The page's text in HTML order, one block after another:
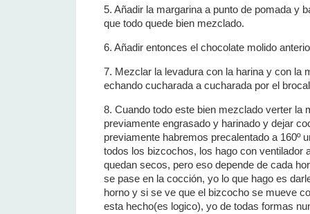
5. Añadir la margarina a punto de pomada y
que todo quede bien mezclado.
6. Añadir entonces el chocolate molido
7. Mezclar la levadura con la harina y con la
echando cucharada a cucharada por el
8. Cuando todo este bien mezclado verter la
previamente engrasado y harinado y dejar
previamente habremos precalentado a 160º
todos los bizcochos, los hago con ventilador
quedan secos, pero eso depende de cada
se pase en la cocción, yo lo que hago es
horno y si se ve que el bizcocho se mueve
esta hecho(es logico), yo de todas formas